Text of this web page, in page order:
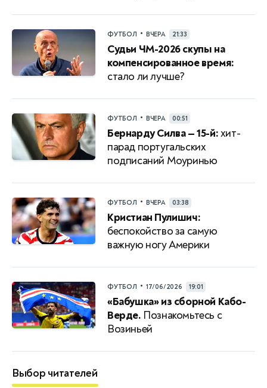
ФУТБОЛ • ВЧЕРА 21:33
Судьи ЧМ-2026 скупы на
компенсированное время:
стало ли лучше?
ФУТБОЛ • ВЧЕРА 00:51
Бернарду Силва — 15-й:хит-
парад португальских
подписаний Моуринью
ФУТБОЛ • ВЧЕРА 03:38
Кристиан Пулишич:
беспокойство за самую
важную ногу Америки
ФУТБОЛ • 17/06/2026 19:01
«Бабушка» из сборной Кабо-
Верде. Познакомьтесь с
Возиньей
Выбор читателей